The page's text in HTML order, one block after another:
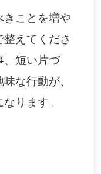
きことを増や
えてくださ
、短い片づ
な行動が、
ります。